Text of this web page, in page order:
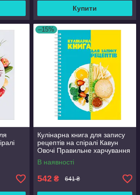
Купити
–15%
Кулінарна книга для запису
рецептів на спіралі Кавун
Овочі Правильне харчування
A5
В наявності
542 ₴ 641 ₴